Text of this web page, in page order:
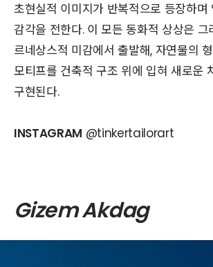
초현실적 이미지가 반복적으로 등장하며
감각을 전한다. 이 모든 동화적 상상은
르네상스적 미감에서 출발해, 자연물의
모티프를 건축적 구조 위에 입혀 새로운
구현된다.
INSTAGRAM @tinkertailorart
Gizem Akdag